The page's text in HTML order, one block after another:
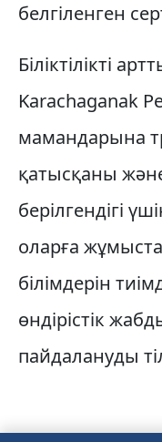
белгіленген
Біліктілікті
Karachaganak
мамандарына
қатысқаны
берілгендігі
оларға
білімдерін
өндірістік
пайдалануды